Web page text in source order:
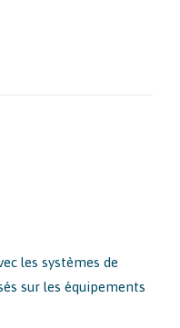
les systèmes de
sur les équipements